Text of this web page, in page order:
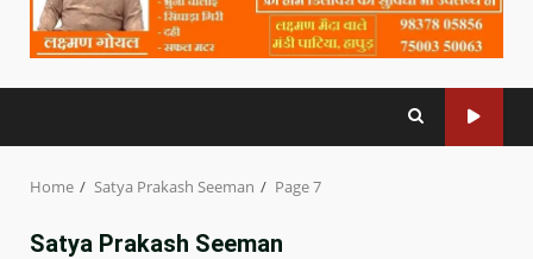
Home Satya Prakash Seeman Page 7
Satya Prakash Seeman